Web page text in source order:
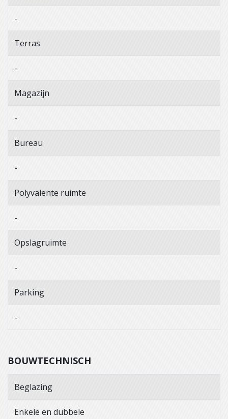
-
Terras
-
Magazijn
-
Bureau
-
Polyvalente ruimte
-
Opslagruimte
-
Parking
-
BOUWTECHNISCH
Beglazing
Enkele en dubbele